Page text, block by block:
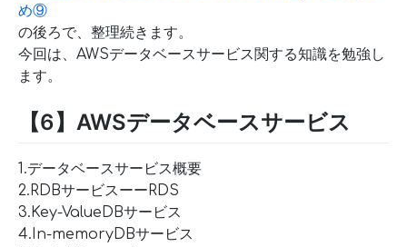
め⑨
の後ろで、整理続きます。
今回は、AWSデータベースサービス関する知識を勉強し
ます。
【6】AWSデータベースサービス
1.データベースサービス概要
2.RDBサービスーーRDS
3.Key-ValueDBサービス
4.In-memoryDBサービス